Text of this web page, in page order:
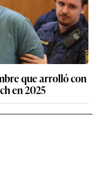
que arrolló con
en 2025